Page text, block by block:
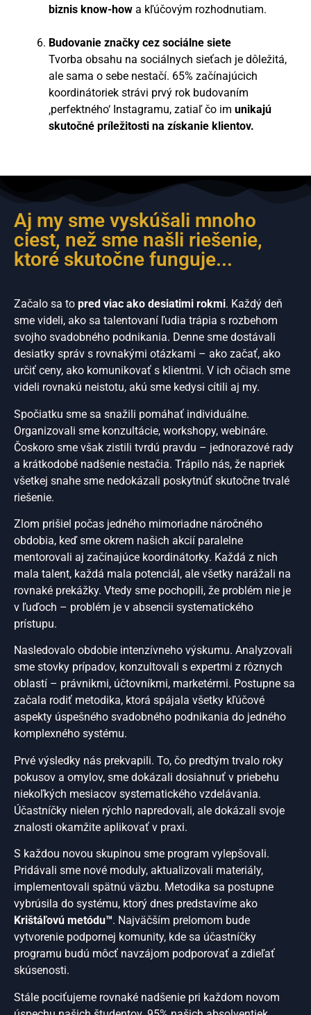
biznis know-how a kľúčovým rozhodnutiam.
Budovanie značky cez sociálne siete
Tvorba obsahu na sociálnych sieťach je dôležitá,
ale sama o sebe nestačí. 65% začínajúcich
koordinátoriek strávi prvý rok budovaním
‚perfektného‘ Instagramu, zatiaľ čo im unikajú
skutočné príležitosti na získanie klientov.
100M strategie
Aj my sme vyskúšali mnoho
ciest, než sme našli riešenie,
ktoré skutočne funguje...
Začalo sa to pred viac ako desiatimi rokmi. Každý deň
sme videli, ako sa talentovaní ľudia trápia s rozbehom
svojho svadobného podnikania. Denne sme dostávali
desiatky správ s rovnakými otázkami – ako začať, ako
určiť ceny, ako komunikovať s klientmi. V ich očiach sme
videli rovnakú neistotu, akú sme kedysi cítili aj my.
Spočiatku sme sa snažili pomáhať individuálne.
Organizovali sme konzultácie, workshopy, webináre.
Čoskoro sme však zistili tvrdú pravdu – jednorazové rady
a krátkodobé nadšenie nestačia. Trápilo nás, že napriek
všetkej snahe sme nedokázali poskytnúť skutočne trvalé
riešenie.
Zlom prišiel počas jedného mimoriadne náročného
obdobia, keď sme okrem našich akcií paralelne
mentorovali aj začínajúce koordinátorky. Každá z nich
mala talent, každá mala potenciál, ale všetky narážali na
rovnaké prekážky. Vtedy sme pochopili, že problém nie je
v ľuďoch – problém je v absencii systematického
prístupu.
Nasledovalo obdobie intenzívneho výskumu. Analyzovali
sme stovky prípadov, konzultovali s expertmi z rôznych
oblastí – právnikmi, účtovníkmi, marketérmi. Postupne sa
začala rodiť metodika, ktorá spájala všetky kľúčové
aspekty úspešného svadobného podnikania do jedného
komplexného systému.
Prvé výsledky nás prekvapili. To, čo predtým trvalo roky
pokusov a omylov, sme dokázali dosiahnuť v priebehu
niekoľkých mesiacov systematického vzdelávania.
Účastníčky nielen rýchlo napredovali, ale dokázali svoje
znalosti okamžite aplikovať v praxi.
S každou novou skupinou sme program vylepšovali.
Pridávali sme nové moduly, aktualizovali materiály,
implementovali spätnú väzbu. Metodika sa postupne
vybrúsila do systému, ktorý dnes predstavíme ako
Krištáľovú metódu™. Najväčším prelomom bude
vytvorenie podpornej komunity, kde sa účastníčky
programu budú môcť navzájom podporovať a zdieľať
skúsenosti.
Stále pociťujeme rovnaké nadšenie pri každom novom